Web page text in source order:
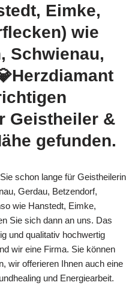
Eimke,
wie
Schwienau,
Geistheiler &
gefunden.
schon lange für Geistheilerin
Gerdau, Betzendorf,
wie Hanstedt, Eimke,
Sie sich dann an uns. Das
und qualitativ hochwertig
wir eine Firma. Sie können
wir offerieren Ihnen auch eine
und Energiearbeit.